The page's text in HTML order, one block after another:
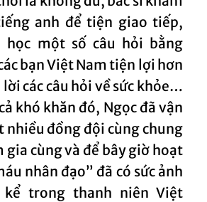
anh để tiện giao tiếp,
một số câu hỏi bằng
bạn Việt Nam tiện lợi hơn
các câu hỏi về sức khỏe…
khó khăn đó, Ngọc đã vận
nhiều đồng đội cùng chung
gia cùng và để bây giờ hoạt
nhân đạo” đã có sức ảnh
kể trong thanh niên Việt